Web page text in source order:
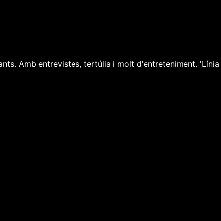
Amb entrevistes, tertúlia i molt d'entreteniment.